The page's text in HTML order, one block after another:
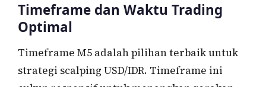
Timeframe dan Waktu Trading
Optimal
Timeframe M5 adalah pilihan terbaik untuk
strategi scalping USD/IDR. Timeframe ini